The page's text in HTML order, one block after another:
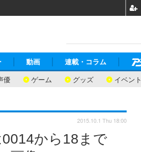
優 ゲーム グッズ イベント
動画 連載・コラム
0014から18まで
2015.10.1 Thu 18:00